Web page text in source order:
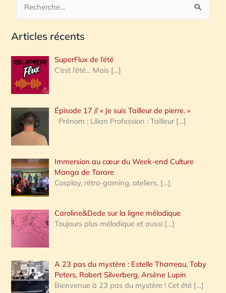
c
e
r
c
h
e
:
Articles récents
SuperFlux de l’été
C’est l’été… Mais […]
Épisode 17 // « Je suis Tailleur de pierre. »
Prénom : Lilian Profession : Tailleur […]
Immersion au cœur du Week-end Culture
Manga de Tarare
Cosplay, rétro-gaming, ateliers, […]
Caroline&Dede sur la ligne mélodique
Toujours plus mélodique et aussi […]
A 23 pas du mystère : Estelle Tharreau, Toby
Peters, Robert Silverberg, Arsène Lupin
Bienvenue à 23 pas du mystère ! Cet été […]